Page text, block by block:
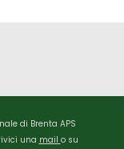
di Brenta APS
una mail o su